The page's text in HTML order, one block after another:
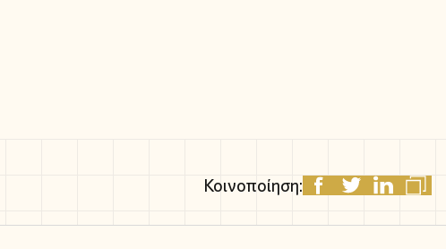
Κοινοποίηση: